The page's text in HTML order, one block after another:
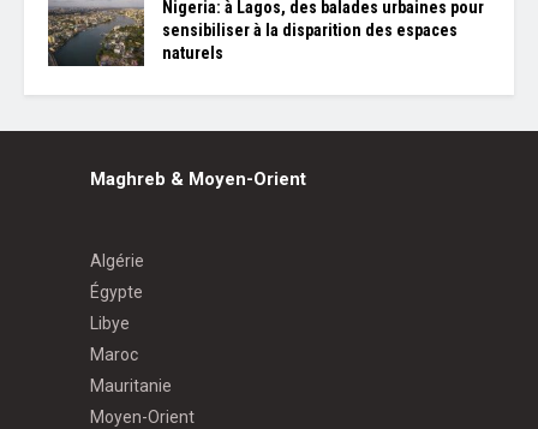
Nigeria: à Lagos, des balades urbaines pour
sensibiliser à la disparition des espaces
naturels
Maghreb & Moyen-Orient
Algérie
Égypte
Libye
Maroc
Mauritanie
Moyen-Orient